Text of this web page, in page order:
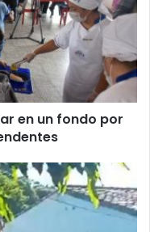
en un fondo por